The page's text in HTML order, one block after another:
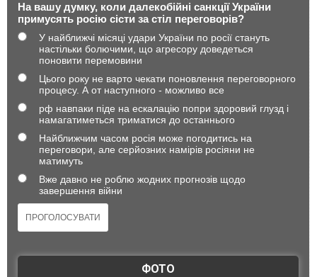
На вашу думку, коли далекобійні санкції України
примусять росію сісти за стіл переговорів?
У найближчі місяці удари України по росії стануть
настільки болючими, що агресору доведеться
поновити перемовини
Цього року не варто чекати поновлення переговорного
процесу. А от наступного - можливо все
рф навпаки піде на ескалацію попри здоровий глузд і
намагатиметься триматися до останнього
Найближчим часом росія може погодитись на
переговори, але серйозних намірів росіяни не
матимуть
Вже давно не роблю жодних прогнозів щодо
завершення війни
ФОТО